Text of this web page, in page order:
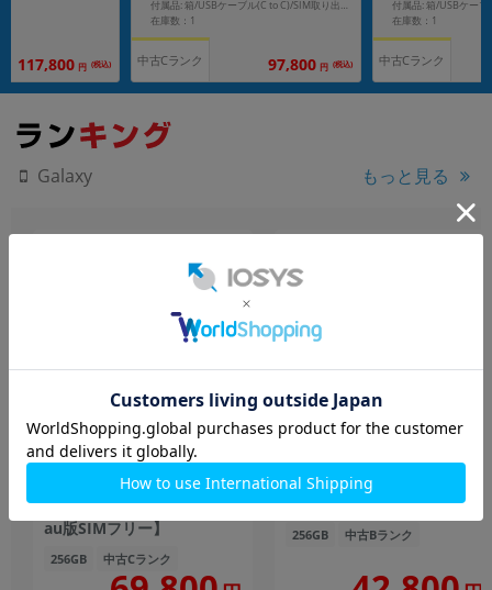
117,800 円 (税込)
付属品: 箱/USBケーブル(C to C)/SIM取り出し用ピン/マニュアル
在庫数：1
中古Cランク 97,800 円 (税込)
在庫数：1
中古Cランク
Galaxy もっと見る
Galaxy Z Fold5 SCG22 アイ
シーブルー
【RAM12GB/ROM256GB
au版SIMフリー】
256GB 中古Cランク
トムブラック【docomo版
SIMフリー】
256GB 中古Bランク